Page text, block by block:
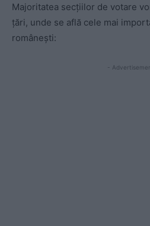
Majoritatea secțiilor de votare
țări, unde se află cele mai
românești:
-